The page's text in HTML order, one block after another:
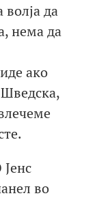
да
нема да
ако
Шведска,
во